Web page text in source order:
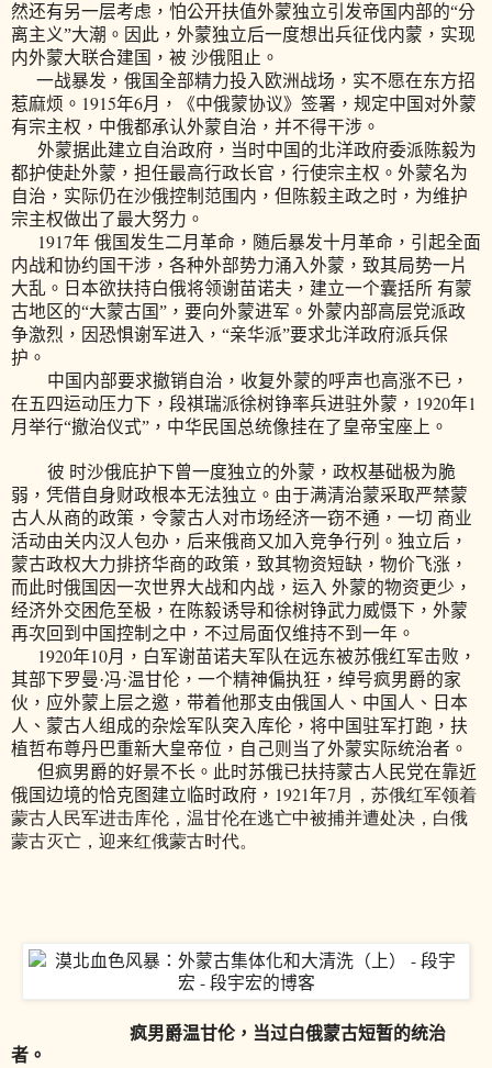
然还有另一层考虑，怕公开扶值外蒙独立引发帝国内部的“分
离主义”大潮。因此，外蒙独立后一度想出兵征伐内蒙，实现
内外蒙大联合建国，被 沙俄阻止。
一战暴发，俄国全部精力投入欧洲战场，实不愿在东方招
惹麻烦。 1915年6月，《中俄蒙协议》签署，规定中国对外蒙
有宗主权，中俄都承认外蒙自治，并不得干涉。
外蒙据此建立自治政府，当时中国的北洋政府委派陈毅为
都护使赴外蒙，担任最高行政长官，行使宗主权。外蒙名为
自治，实际仍在沙俄控制范围内，但陈毅主政之时，为维护
宗主权做出了最大努力。
1917年 俄国发生二月革命，随后暴发十月革命，引起全面
内战和协约国干涉，各种外部势力涌入外蒙，致其局势一片
大乱。日本欲扶持白俄将领谢苗诺夫，建立一个囊括所 有蒙
古地区的“大蒙古国”，要向外蒙进军。外蒙内部高层党派政
争激烈，因恐惧谢军进入，“亲华派”要求北洋政府派兵保
护。
中国内部要求撤销自治，收复外蒙的呼声也高涨不已，
在五四运动压力下，段褀瑞派徐树铮率兵进驻外蒙， 1920年1
月举行“撤治仪式”，中华民国总统像挂在了皇帝宝座上。
彼 时沙俄庇护下曾一度独立的外蒙，政权基础极为脆
弱，凭借自身财政根本无法独立。由于满清治蒙采取严禁蒙
古人从商的政策，令蒙古人对市场经济一窃不通，一切 商业
活动由关内汉人包办，后来俄商又加入竞争行列。独立后，
蒙古政权大力排挤华商的政策，致其物资短缺，物价飞涨，
而此时俄国因一次世界大战和内战，运入 外蒙的物资更少，
经济外交困危至极，在陈毅诱导和徐树铮武力威慑下，外蒙
再次回到中国控制之中，不过局面仅维持不到一年。
1920年10月，白军谢苗诺夫军队在远东被苏俄红军击败，
其部下罗曼·冯·温甘伦，一个精神偏执狂，绰号疯男爵的家
伙，应外蒙上层之邀，带着他那支由俄国人、中国人、日本
人、蒙古人组成的杂烩军队突入库伦，将中国驻军打跑，扶
植哲布尊丹巴重新大皇帝位，自己则当了外蒙实际统治者。
但疯男爵的好景不长。此时苏俄已扶持蒙古人民党在靠近
俄国边境的恰克图建立临时政府， 1921年7 月，苏俄红军领着
蒙古人民军进击库伦，温甘伦在逃亡中被捕并遭处决，白俄
蒙古灭亡，迎来红俄蒙古时代。
疯男爵温甘伦，当过白俄蒙古短暂的统治
者。